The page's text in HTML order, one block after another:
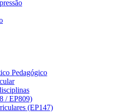
Pedagógico
/ EP809)
(EP147)